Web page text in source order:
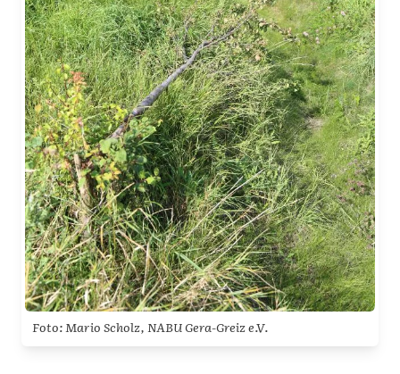
Foto: Mario Scholz, NABU Gera-Greiz e.V.